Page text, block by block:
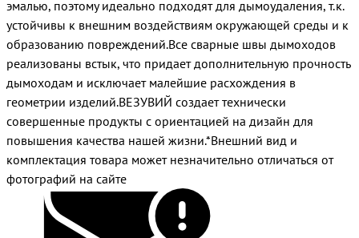
эмалью, поэтому идеально подходят для дымоудаления, т.к.
устойчивы к внешним воздействиям окружающей среды и к
образованию повреждений.Все сварные швы дымоходов
реализованы встык, что придает дополнительную прочность
дымоходам и исключает малейшие расхождения в
геометрии изделий.ВЕЗУВИЙ создает технически
совершенные продукты с ориентацией на дизайн для
повышения качества нашей жизни.*Внешний вид и
комплектация товара может незначительно отличаться от
фотографий на сайте